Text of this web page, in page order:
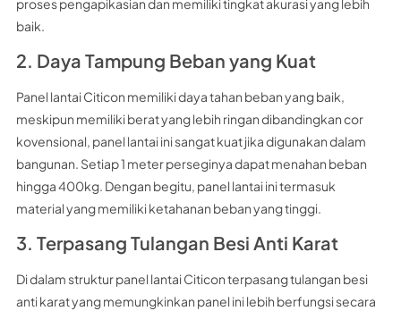
baik.
2. Daya Tampung Beban yang Kuat
Panel lantai Citicon memiliki daya tahan beban yang baik,
meskipun memiliki berat yang lebih ringan dibandingkan cor
kovensional, panel lantai ini sangat kuat jika digunakan dalam
bangunan. Setiap 1 meter perseginya dapat menahan beban
hingga 400kg. Dengan begitu, panel lantai ini termasuk
material yang memiliki ketahanan beban yang tinggi.
3. Terpasang Tulangan Besi Anti Karat
Di dalam struktur panel lantai Citicon terpasang tulangan besi
anti karat yang memungkinkan panel ini lebih berfungsi secara